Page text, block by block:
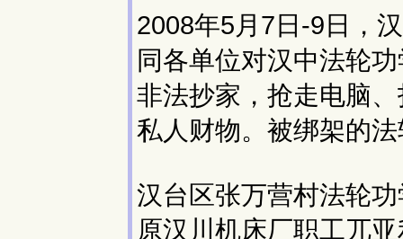
2008年5月7日-9日，
同各单位对汉中法轮
非法抄家，抢走电脑
私人财物。被绑架的
汉台区张万营村法轮
原汉川机床厂职工兀